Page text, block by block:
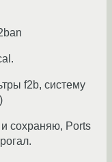
f2b, систему
сохраняю, Ports